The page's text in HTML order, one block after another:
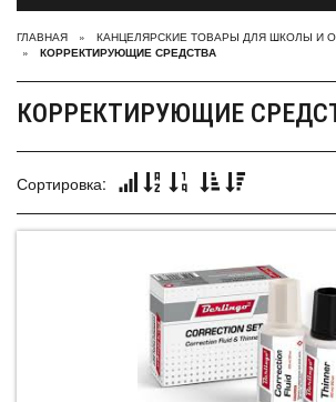
ГЛАВНАЯ
КАНЦЕЛЯРСКИЕ ТОВАРЫ ДЛЯ ШКОЛЫ И
КОРРЕКТИРУЮЩИЕ СРЕДСТВА
КОРРЕКТИРУЮЩИЕ
Сортировка: